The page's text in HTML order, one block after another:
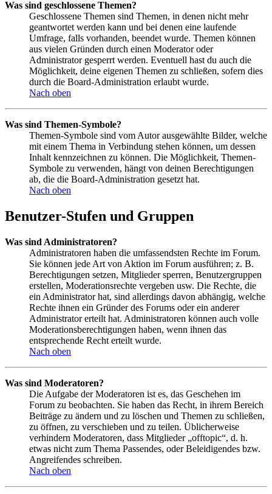
Was sind geschlossene Themen?
Geschlossene Themen sind Themen, in denen nicht mehr
geantwortet werden kann und bei denen eine laufende
Umfrage, falls vorhanden, beendet wurde. Themen können
aus vielen Gründen durch einen Moderator oder
Administrator gesperrt werden. Eventuell hast du auch die
Möglichkeit, deine eigenen Themen zu schließen, sofern dies
durch die Board-Administration erlaubt wurde.
Nach oben
Was sind Themen-Symbole?
Themen-Symbole sind vom Autor ausgewählte Bilder, welche
mit einem Thema in Verbindung stehen können, um dessen
Inhalt kennzeichnen zu können. Die Möglichkeit, Themen-
Symbole zu verwenden, hängt von deinen Berechtigungen
ab, die die Board-Administration gesetzt hat.
Nach oben
Benutzer-Stufen und Gruppen
Was sind Administratoren?
Administratoren haben die umfassendsten Rechte im Forum.
Sie können jede Art von Aktion im Forum ausführen; z. B.
Berechtigungen setzen, Mitglieder sperren, Benutzergruppen
erstellen, Moderationsrechte vergeben usw. Die Rechte, die
ein Administrator hat, sind allerdings davon abhängig, welche
Rechte ihnen ein Gründer des Forums oder ein anderer
Administrator erteilt hat. Administratoren können auch volle
Moderationsberechtigungen haben, wenn ihnen das
entsprechende Recht erteilt wurde.
Nach oben
Was sind Moderatoren?
Die Aufgabe der Moderatoren ist es, das Geschehen im
Forum zu beobachten. Sie haben das Recht, in ihrem Bereich
Beiträge zu ändern und zu löschen und Themen zu schließen,
zu öffnen, zu verschieben und zu teilen. Üblicherweise
verhindern Moderatoren, dass Mitglieder „offtopic“, d. h.
etwas nicht zum Thema Passendes, oder Beleidigendes bzw.
Angreifendes schreiben.
Nach oben